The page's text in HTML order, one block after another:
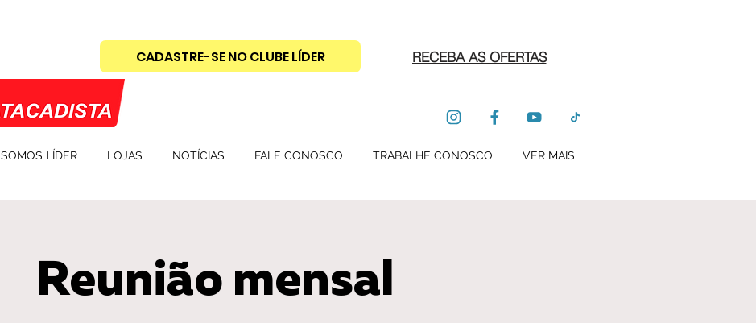
CADASTRE-SE NO CLUBE LÍDER RECEBA AS OFERTAS
SOMOS LÍDER LOJAS NOTÍCIAS FALE CONOSCO TRABALHE CONOSCO VER MAIS
Reunião mensal